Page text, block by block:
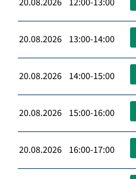
20.08.2026 13:00-14:00
20.08.2026 14:00-15:00
20.08.2026 15:00-16:00
20.08.2026 16:00-17:00